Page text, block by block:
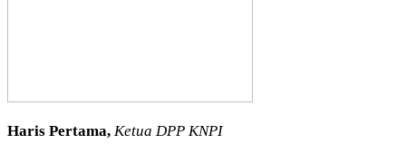
Haris Pertama, Ketua DPP KNPI